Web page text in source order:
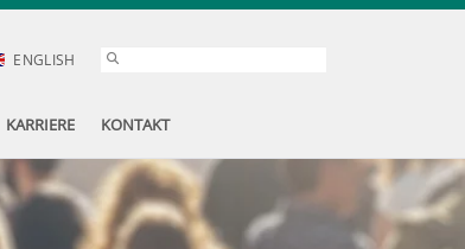
ENGLISH
KARRIERE KONTAKT